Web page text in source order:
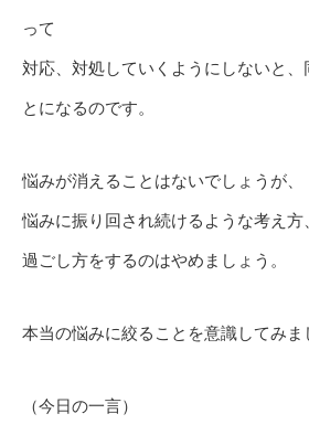
って
対応、対処していくようにしないと、
とになるのです。
悩みが消えることはないでしょうが、
悩みに振り回され続けるような考え方
過ごし方をするのはやめましょう。
本当の悩みに絞ることを意識してみま
（今日の一言）